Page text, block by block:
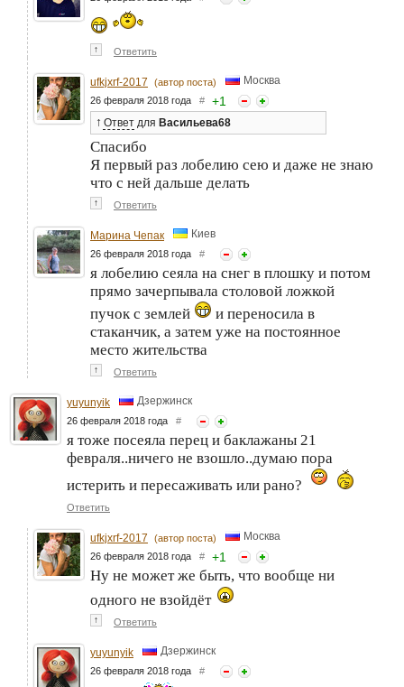
↑ Ответить
ufkjxrf-2017 (автор поста) Москва
26 февраля 2018 года # +1
↑ Ответ для Васильева68
Спасибо
Я первый раз лобелию сею и даже не знаю
что с ней дальше делать
↑ Ответить
Марина Чепак Киев
26 февраля 2018 года #
я лобелию сеяла на снег в плошку и потом
прямо зачерпывала столовой ложкой
пучок с землей
и переносила в
стаканчик, а затем уже на постоянное
место жительства
↑ Ответить
yuyunyik Дзержинск
26 февраля 2018 года #
я тоже посеяла перец и баклажаны 21
февраля..ничего не взошло..думаю пора
истерить и пересаживать или рано?
Ответить
ufkjxrf-2017 (автор поста) Москва
26 февраля 2018 года # +1
Ну не может же быть, что вообще ни
одного не взойдёт
↑ Ответить
yuyunyik Дзержинск
26 февраля 2018 года #